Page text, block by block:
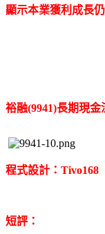
顯示本業獲利成長
裕融(9941)長期現金
程式設計：Tivo168
短評：